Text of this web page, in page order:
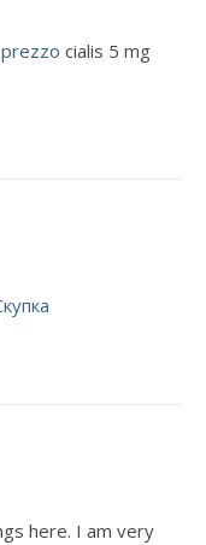
cialis 5 mg
here. I am very